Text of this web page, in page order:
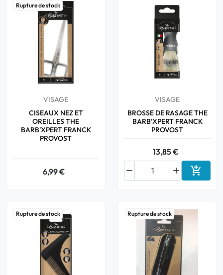
Rupture de stock
VISAGE
CISEAUX NEZ ET
OREILLES THE
BARB'XPERT FRANCK
PROVOST
6,99 €
VISAGE
BROSSE DE RASAGE THE
BARB'XPERT FRANCK
PROVOST
13,85 €

 
Rupture de stock Rupture de stock